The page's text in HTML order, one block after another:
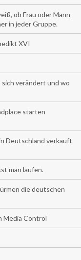
ob Frau oder Mann
in jeder Gruppe.
XVI
sich verändert und wo
starten
Deutschland verkauft
man laufen.
die deutschen
Media Control